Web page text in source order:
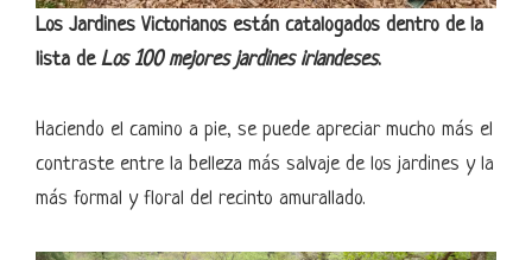
Los Jardines Victorianos están catalogados dentro de la
lista de Los 100 mejores jardines irlandeses.
Haciendo el camino a pie, se puede apreciar mucho más el
contraste entre la belleza más salvaje de los jardines y la
más formal y floral del recinto amurallado.